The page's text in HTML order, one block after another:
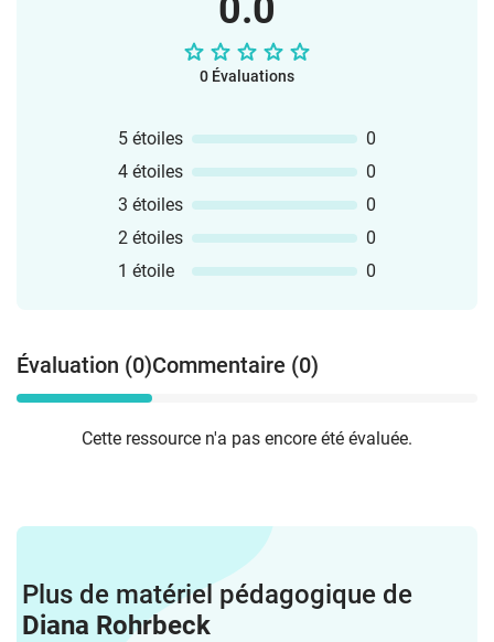
0.0
0 Évaluations
5 étoiles
0
4 étoiles
0
3 étoiles
0
2 étoiles
0
1 étoile
0
Évaluation (0)Commentaire (0)
Cette ressource n'a pas encore été évaluée.
Plus de matériel pédagogique de
Diana Rohrbeck